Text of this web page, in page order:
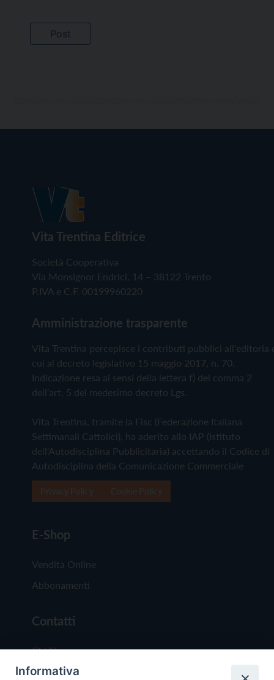
Vita Trentina Editrice
Società Cooperativa
Via Monsignor Endrici, 14 – 38122 Trento
P.IVA e C.F. 00199960220
Amministrazione trasparente
Vita Trentina percepisce i contributi pubblici all'editoria
cui al decreto legislativo 15 maggio 2017, n. 70.
Indicazione resa ai sensi della lettera f) del comma 2
dell'art. 5 del medesimo decreto Lgs.
Vita Trentina, tramite la Fisc (Federazione Italiana
Settimanali Cattolici), ha aderito allo IAP (Istituto
dell'Autodisciplina Pubblicitaria) accettando il Codice di
Autodisciplina della Comunicazione Commerciale
E-Shop
Vendita Online
Abbonamenti
Contatti
Chi Siamo
Redazione
Informativa